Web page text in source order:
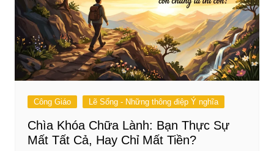
Công Giáo Lẽ Sống - Những thông điệp Ý nghĩa
Chìa Khóa Chữa Lành: Bạn Thực Sự
Mất Tất Cả, Hay Chỉ Mất Tiền?